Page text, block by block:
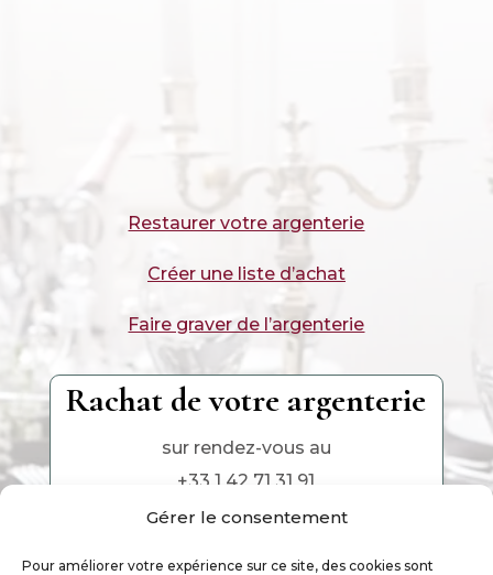
Gérer le consentement
Pour améliorer votre expérience sur ce site, des cookies sont
Restaurer votre argenterie
Créer une liste d’achat
Faire graver de l’argenterie
Rachat de votre argenterie
sur rendez-vous au
+33 1 42 71 31 91